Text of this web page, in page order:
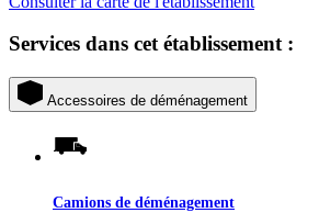
Services dans cet établissement :
Accessoires de déménagement
Camions de déménagement